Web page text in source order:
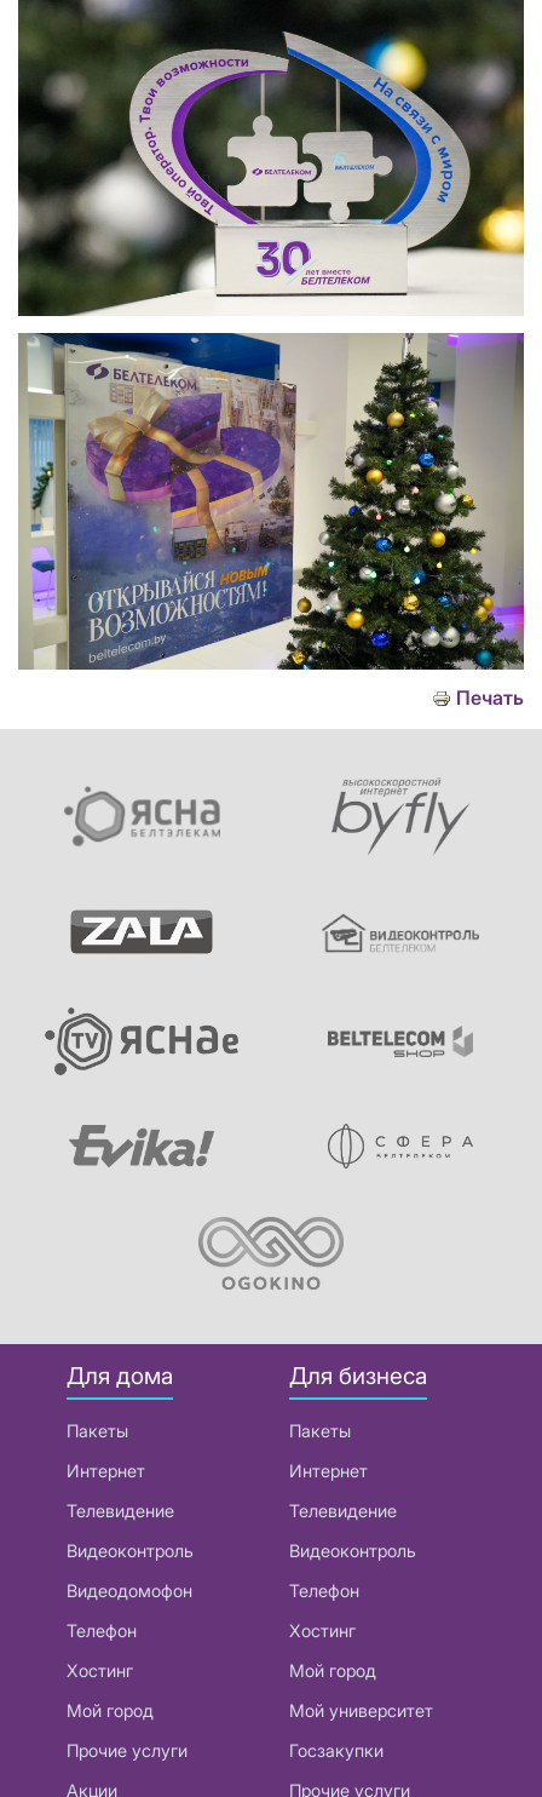
Печать
Для дома
Пакеты
Интернет
Телевидение
Видеоконтроль
Видеодомофон
Телефон
Хостинг
Мой город
Прочие услуги
Акции
Для бизнеса
Пакеты
Интернет
Телевидение
Видеоконтроль
Телефон
Хостинг
Мой город
Мой университет
Госзакупки
Прочие услуги